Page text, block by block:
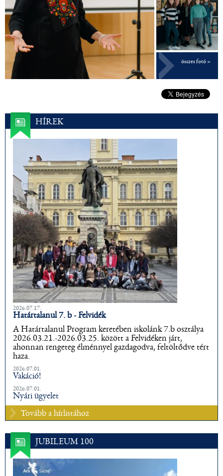
összes fotó »
HÍREK
2026.07.17.
Határtalanul 7. b - Felvidék
A Határtalanul Program keretében iskolánk 7.b osztálya
2026.03.21.-2026.03.25. között a Felvidéken járt,
ahonnan rengeteg élménnyel gazdagodva, feltöltődve tért
haza.
2026.07.01.
Vakáció!
2026.07.01.
Nyári ügyelet
Tovább a hírlistához
JUBILEUM 100